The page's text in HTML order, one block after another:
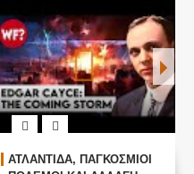
ΑΤΛΑΝΤΙΔΑ, ΠΑΓΚΟΣΜΙΟΙ